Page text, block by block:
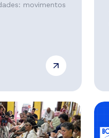
movimentos